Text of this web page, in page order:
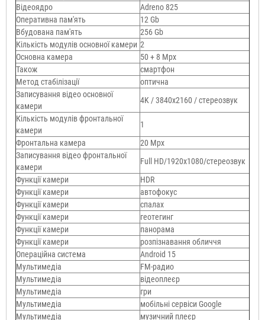
Відеоядро
Adreno 825
Оперативна пам'ять
12 Gb
Вбудована пам'ять
256 Gb
Кількість модулів основної камери 2
Основна камера
50 + 8 Mpx
Також
смартфон
Метод стабілізації
оптична
Записування відео основної
камери
4K / 3840x2160 / стереозвук
Кількість модулів фронтальної
камери
1
Фронтальна камера
20 Mpx
Записування відео фронтальної
камери
Full HD/1920х1080/стереозвук
Функції камери
HDR
Функції камери
автофокус
Функції камери
спалах
Функції камери
геотегинг
Функції камери
панорама
Функції камери
розпізнавання обличчя
Операційна система
Android 15
Мультимедіа
FM-радио
Мультимедіа
відеоплеєр
Мультимедіа
гри
Мультимедіа
мобільні сервіси Google
Мультимедіа
музичний плеєр